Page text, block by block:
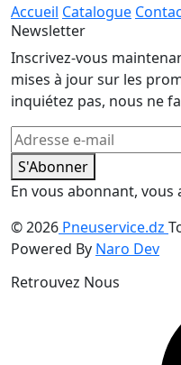
Accueil Catalogue
Newsletter
Inscrivez-vous
mises à jour sur les
inquiétez pas, nous ne
S'Abonner
En vous abonnant, vous
© 2026 Pneuservice.dz
Powered By Naro Dev
Retrouvez Nous